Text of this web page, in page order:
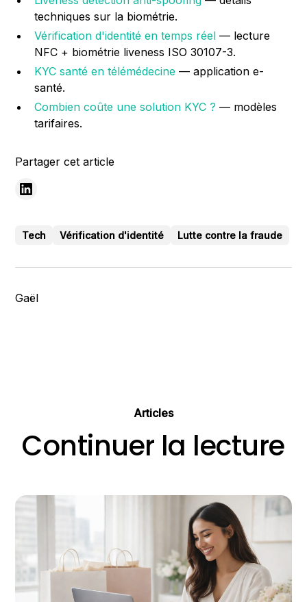
techniques sur la biométrie.
Vérification d'identité en temps réel — lecture
NFC + biométrie liveness ISO 30107-3.
KYC santé en télémédecine — application e-
santé.
Combien coûte une solution KYC ? — modèles
tarifaires.
Partager cet article
Lutte contre la fraude
Vérification d'identité
Tech
Gaël
Articles
Continuer la lecture